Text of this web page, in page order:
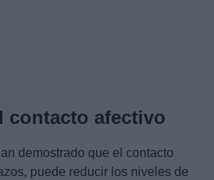
contacto afectivo
demostrado que el contacto
puede reducir los niveles de